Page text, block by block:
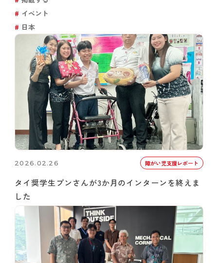
イベント
日本
2026.02.26 障がい児支援レポート
タイ奨学生プンさんが3か月のインターンを終えま
した